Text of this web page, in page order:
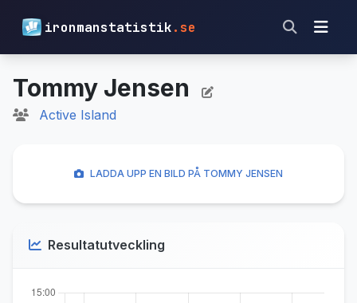
ironmanstatistik.se
Tommy Jensen
Active Island
LADDA UPP EN BILD PÅ TOMMY JENSEN
Resultatutveckling